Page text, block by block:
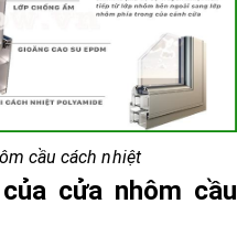
cầu cách nhiệt
cửa nhôm cầu